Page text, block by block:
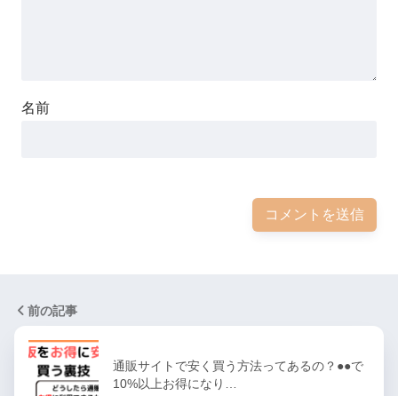
名前
前の記事
通販サイトで安く買う方法ってあるの？●●で
10%以上お得になり…